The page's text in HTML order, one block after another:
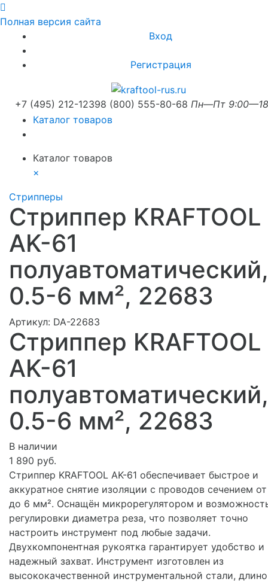
Полная версия сайта
Вход
Регистрация
+7 (495) 212-12398 (800) 555-80-68 Пн—Пт
Каталог товаров
Каталог товаров
×
Стрипперы
Стриппер KRAFTOOL
AK-61
полуавтоматический,
0.5-6 мм², 22683
Артикул: DA-22683
Стриппер KRAFTOOL
AK-61
полуавтоматический,
0.5-6 мм², 22683
В наличии
1 890 руб.
Стриппер KRAFTOOL AK-61 обеспечивает быстрое и
аккуратное снятие изоляции с проводов сечением
до 6 мм². Оснащён микрорегулятором и
регулировки диаметра реза, что позволяет точно
настроить инструмент под любые задачи.
Двухкомпонентная рукоятка гарантирует удобство и
надежный захват. Инструмент изготовлен из
высококачественной инструментальной стали,